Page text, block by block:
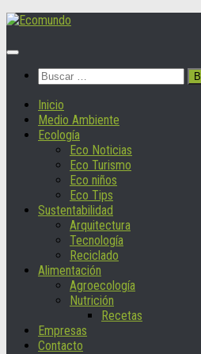
Saltar
contenido
Buscar:
Inicio
Medio Ambiente
Ecología
Eco Noticias
Eco Turismo
Eco niños
Eco Tips
Sustentabilidad
Arquitectura
Tecnología
Reciclado
Alimentación
Agroecología
Nutrición
Recetas
Empresas
Contacto